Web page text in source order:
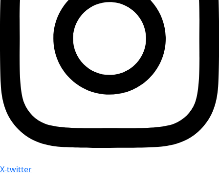
X-twitter